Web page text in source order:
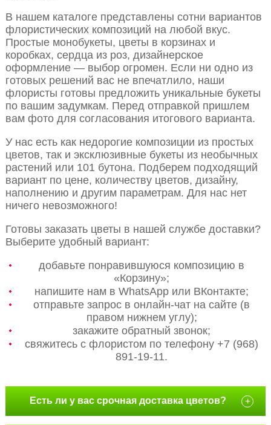
В нашем каталоге представлены сотни вариантов
флористических композиций на любой вкус.
Простые монобукеты, цветы в корзинах и
коробках, сердца из роз, дизайнерское
оформление — выбор огромен. Если ни одно из
готовых решений вас не впечатлило, наши
флористы готовы предложить уникальные букеты
по вашим задумкам. Перед отправкой пришлем
вам фото для согласования итогового варианта.
У нас есть как недорогие композиции из простых
цветов, так и эксклюзивные букеты из необычных
растений или 101 бутона. Подберем подходящий
вариант по цене, количеству цветов, дизайну,
наполнению и другим параметрам. Для нас нет
ничего невозможного!
Готовы заказать цветы в нашей службе доставки?
Выберите удобный вариант:
добавьте понравившуюся композицию в
«Корзину»;
напишите нам в WhatsApp или ВКонтакте;
отправьте запрос в онлайн-чат на сайте (в
правом нижнем углу);
закажите обратный звонок;
свяжитесь с флористом по телефону +7 (968)
891-19-11.
Есть ли у вас срочная доставка цветов? +